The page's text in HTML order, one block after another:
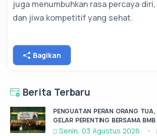
juga menumbuhkan rasa percaya
dan jiwa kompetitif yang sehat.
Bagikan
Berita Terbaru
PENGUATAN PERAN ORANG TUA,
GELAR PERENTING BERSAMA
Senin, 03 Agustus 2026